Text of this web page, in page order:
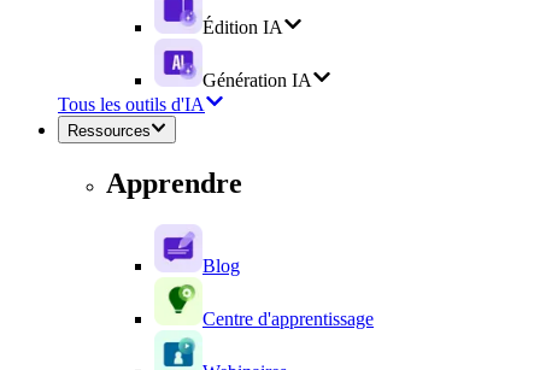
Édition IA
Génération IA
Tous les outils d'IA
Ressources
Apprendre
Blog
Centre d'apprentissage